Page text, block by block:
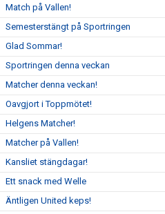
Match på Vallen!
Semesterstängt på Sportringen
Glad Sommar!
Sportringen denna veckan
Matcher denna veckan!
Oavgjort i Toppmötet!
Helgens Matcher!
Matcher på Vallen!
Kansliet stängdagar!
Ett snack med Welle
Äntligen United keps!